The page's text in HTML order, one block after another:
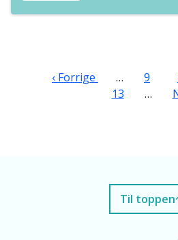
SiderForrige side
‹ Forrige … Side
9
13
…
Til toppen